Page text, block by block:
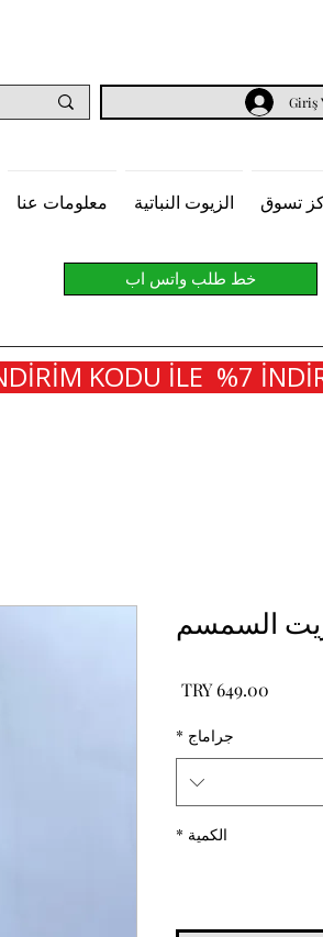
Giriş
معلومات عنا الزيوت النباتية تسوق
خط طلب واتس اب
KODU İLE  %7
السمسم
السعر
جراماج *
الكمية *